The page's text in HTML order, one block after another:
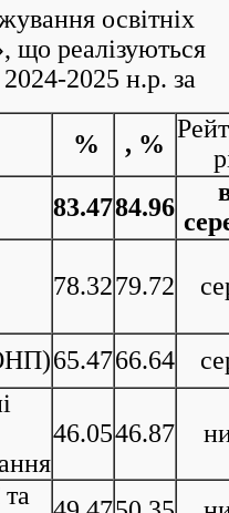
освітніх
що реалізуються
2025 н.р. за
% , %
83.4784.96
78.3279.72
65.4766.64
46.0546.87